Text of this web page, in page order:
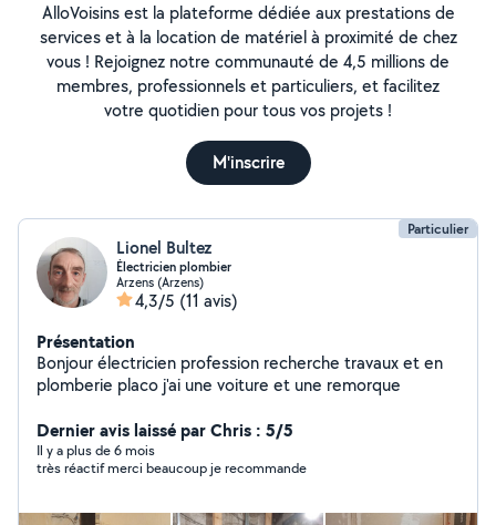
AlloVoisins est la plateforme dédiée aux prestations de
services et à la location de matériel à proximité de chez
vous ! Rejoignez notre communauté de 4,5 millions de
membres, professionnels et particuliers, et facilitez
votre quotidien pour tous vos projets !
M'inscrire
Particulier
Lionel Bultez
Électricien plombier
Arzens (Arzens)
4,3/5 (11 avis)
Présentation
Bonjour électricien profession recherche travaux et en
plomberie placo j'ai une voiture et une remorque
Dernier avis laissé par Chris : 5/5
Il y a plus de 6 mois
très réactif merci beaucoup je recommande